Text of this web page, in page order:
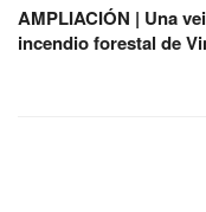
AMPLIACIÓN | Una
incendio forestal de